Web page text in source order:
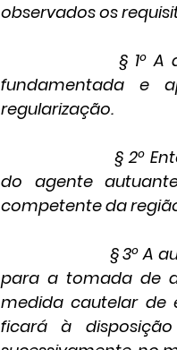
observados os
§ 1º
fundamentada e
regularização.
§ 2º
do agente
competente da
§ 3º A
para a tomada de
medida cautelar de
ficará à